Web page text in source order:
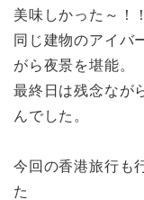
美味しかった～！！
同じ建物のアイバ
がら夜景を堪能。
最終日は残念なが
んでした。
今回の香港旅行も
た